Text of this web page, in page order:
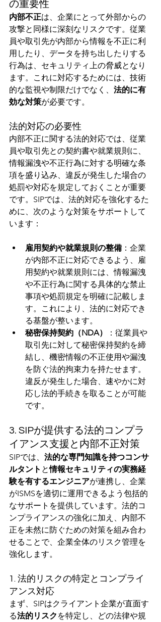
の重要性
内部不正は、企業にとって外部からの
攻撃と同様に深刻なリスクです。従業
員や取引先が内部から情報を不正に利
用したり、データを持ち出したりする
行為は、セキュリティ上の脅威となり
ます。これに対応するためには、技術
的な監視や制限だけでなく、 法的に有
効な対策が必要です。
法的対応の必要性
内部不正に関する法的対応では、従業
員や取引先との契約書や就業規則に、
情報漏洩や不正行為に対する明確な条
項を盛り込み、違反が発生した場合の
処罰や対応を規定しておくことが重要
です。SIPでは、法的対応を強化するた
めに、次のような対策をサポートして
います：
雇用契約や就業規則の整備 ：企業
が内部不正に対応できるよう、雇
用契約や就業規則には、情報漏洩
や不正行為に関する具体的な禁止
事項や処罰規定を明確に記載しま
す。これにより、法的に対応でき
る基盤が整います。
秘密保持契約（NDA）
：従業員や
取引先に対して秘密保持契約を締
結し、機密情報の不正使用や漏洩
を防ぐ法的拘束力を持たせます。
違反が発生した場合、速やかに対
応し法的手続きを取ることが可能
です。
3. SIPが提供する法的コンプラ
イアンス支援と内部不正対策
SIPでは、 法的な専門知識を持つコンサ
ルタント と情報セキュリティの実務経
験を有するエンジニアが連携し、企業
がISMSを適切に運用できるよう包括的
なサポートを提供しています。法的コ
ンプライアンスの強化に加え、内部不
正を未然に防ぐための対策を組み合わ
せることで、企業全体のリスク管理を
強化します。
1. 法的リスクの特定とコンプライ
アンス対応
まず、SIPはクライアント企業が直面す
る法的リスク を特定し、どの法律や規